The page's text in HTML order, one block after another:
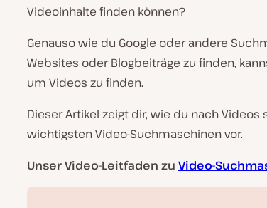
Videoinhalte finden können?
Genauso wie du Google oder andere
Websites oder Blogbeiträge zu finden,
um Videos zu finden.
Dieser Artikel zeigt dir, wie du nach
wichtigsten Video-Suchmaschinen vor.
Unser Video-Leitfaden zu Video-